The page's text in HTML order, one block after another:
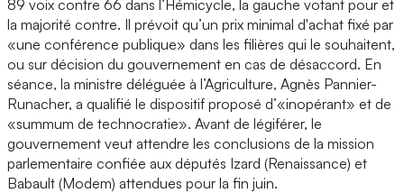
89 voix contre 66 dans l’Hémicycle, la gauche votant pour et
la majorité contre. Il prévoit qu’un prix minimal d'achat fixé par
«une conférence publique» dans les filières qui le souhaitent,
ou sur décision du gouvernement en cas de désaccord. En
séance, la ministre déléguée à l’Agriculture, Agnès Pannier-
Runacher, a qualifié le dispositif proposé d’«inopérant» et de
«summum de technocratie». Avant de légiférer, le
gouvernement veut attendre les conclusions de la mission
parlementaire confiée aux députés Izard (Renaissance) et
Babault (Modem) attendues pour la fin juin.